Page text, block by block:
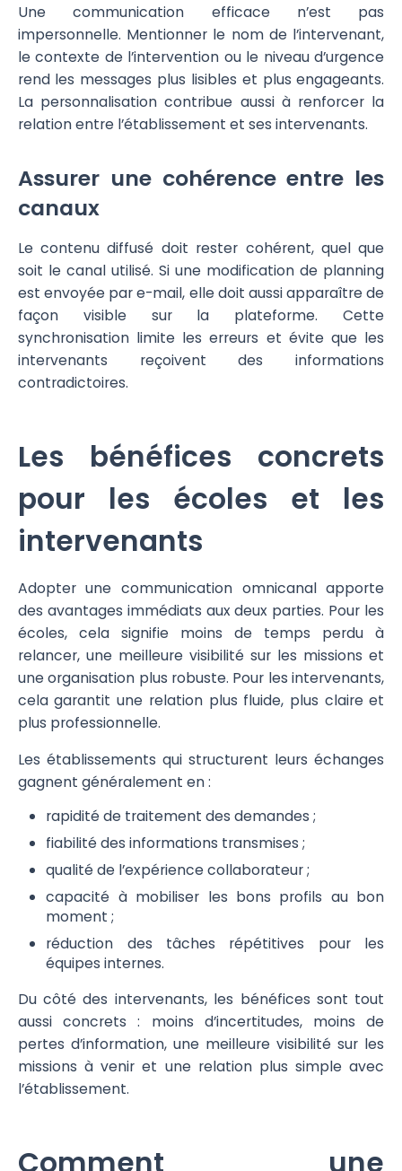
Une communication efficace n’est pas
impersonnelle. Mentionner le nom de l’intervenant,
le contexte de l’intervention ou le niveau d’urgence
rend les messages plus lisibles et plus engageants.
La personnalisation contribue aussi à renforcer la
relation entre l’établissement et ses intervenants.
Assurer une cohérence entre les
canaux
Le contenu diffusé doit rester cohérent, quel que
soit le canal utilisé. Si une modification de planning
est envoyée par e-mail, elle doit aussi apparaître de
façon visible sur la plateforme. Cette
synchronisation limite les erreurs et évite que les
intervenants reçoivent des informations
contradictoires.
Les bénéfices concrets
pour les écoles et les
intervenants
Adopter une communication omnicanal apporte
des avantages immédiats aux deux parties. Pour les
écoles, cela signifie moins de temps perdu à
relancer, une meilleure visibilité sur les missions et
une organisation plus robuste. Pour les intervenants,
cela garantit une relation plus fluide, plus claire et
plus professionnelle.
Les établissements qui structurent leurs échanges
gagnent généralement en :
rapidité de traitement des demandes ;
fiabilité des informations transmises ;
qualité de l’expérience collaborateur ;
capacité à mobiliser les bons profils au bon
moment ;
réduction des tâches répétitives pour les
équipes internes.
Du côté des intervenants, les bénéfices sont tout
aussi concrets : moins d’incertitudes, moins de
pertes d’information, une meilleure visibilité sur les
missions à venir et une relation plus simple avec
l’établissement.
Comment une